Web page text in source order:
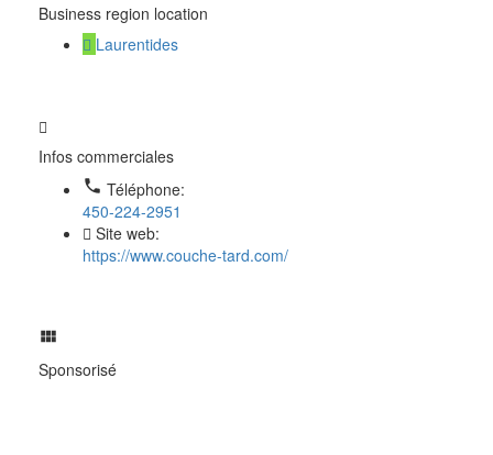
Business region location
Laurentides
Infos commerciales
Téléphone:
450-224-2951
Site web:
https://www.couche-tard.com/
Sponsorisé